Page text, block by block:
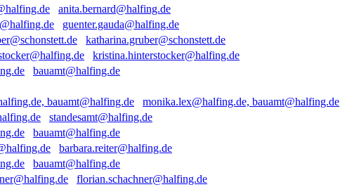
anita.bernard@halfing.de
guenter.gauda@halfing.de
katharina.gruber@schonstett.de
kristina.hinterstocker@halfing.de
bauamt@halfing.de
monika.lex@halfing.de, bauamt@halfing.de
standesamt@halfing.de
bauamt@halfing.de
barbara.reiter@halfing.de
bauamt@halfing.de
florian.schachner@halfing.de